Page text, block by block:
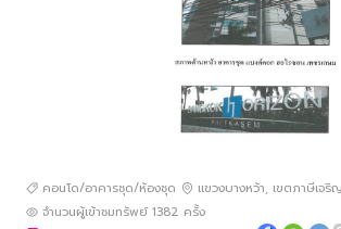
คอนโด/อาคารชุด/ห้องชุด แขวงบางหว้า, เขตภาษีเจริญ
จำนวนผู้เข้าชมทรัพย์ 1382 ครั้ง